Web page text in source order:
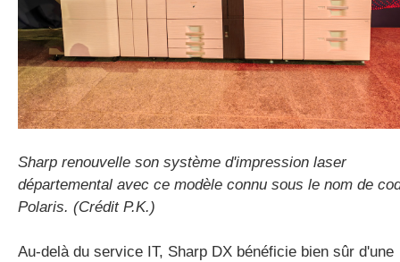
Sharp renouvelle son système d'impression laser
départemental avec ce modèle connu sous le nom de
Polaris. (Crédit P.K.)
Au-delà du service IT, Sharp DX bénéficie bien sûr d'une